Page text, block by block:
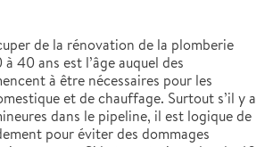
de la rénovation de la plomberie
à 40 ans est l’âge auquel des
à être nécessaires pour les
et de chauffage. Surtout s’il y a
dans le pipeline, il est logique de
pour éviter des dommages